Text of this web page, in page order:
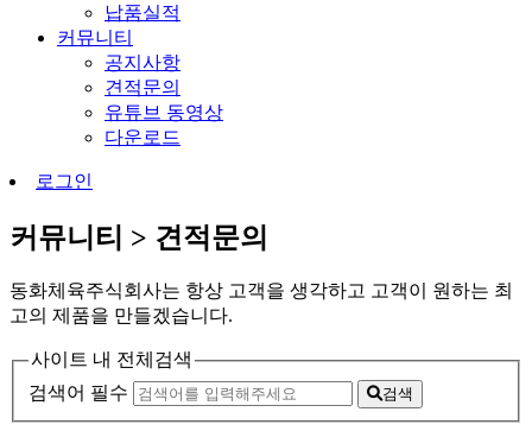
납품실적
커뮤니티
공지사항
견적문의
유튜브 동영상
다운로드
로그인
커뮤니티 > 견적문의
동화체육주식회사는 항상 고객을 생각하고 고객이 원하는 최
고의 제품을 만들겠습니다.
사이트 내 전체검색
검색어 필수
검색